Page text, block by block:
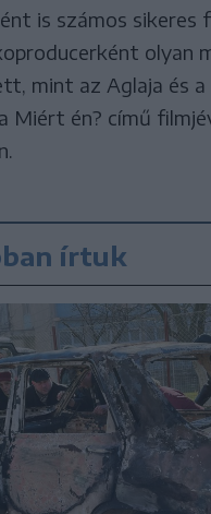
is számos sikeres
olyan
mint az Aglaja és a
Miért én? című
írtuk